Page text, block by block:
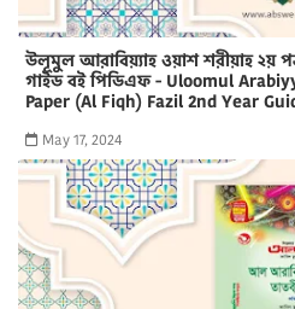
উলূমুল আরাবিয়্যাহ ওয়াশ শরীয়াহ ২য়
গাইড বই পিডিএফ - Uloomul
Paper (Al Fiqh) Fazil 2nd Year
May 17, 2024